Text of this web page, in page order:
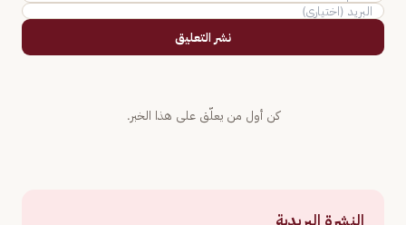
نشر التعليق
كن أول من يعلّق على هذا الخبر.
النشرة البريدية